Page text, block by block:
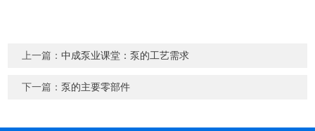
上一篇：中成泵业课堂：泵的工艺需求
下一篇：泵的主要零部件